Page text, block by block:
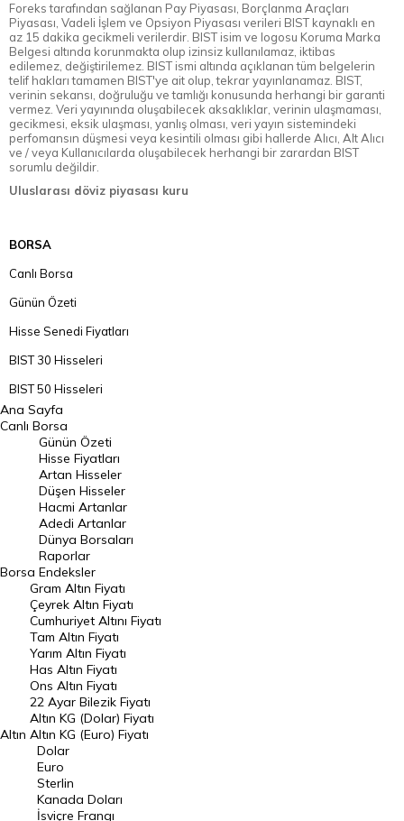
Foreks tarafından sağlanan Pay Piyasası, Borçlanma Araçları
Piyasası, Vadeli İşlem ve Opsiyon Piyasası verileri BIST kaynaklı en
az 15 dakika gecikmeli verilerdir. BIST isim ve logosu Koruma Marka
Belgesi altında korunmakta olup izinsiz kullanılamaz, iktibas
edilemez, değiştirilemez. BIST ismi altında açıklanan tüm belgelerin
telif hakları tamamen BIST'ye ait olup, tekrar yayınlanamaz. BIST,
verinin sekansı, doğruluğu ve tamlığı konusunda herhangi bir garanti
vermez. Veri yayınında oluşabilecek aksaklıklar, verinin ulaşmaması,
gecikmesi, eksik ulaşması, yanlış olması, veri yayın sistemindeki
perfomansın düşmesi veya kesintili olması gibi hallerde Alıcı, Alt Alıcı
ve / veya Kullanıcılarda oluşabilecek herhangi bir zarardan BIST
sorumlu değildir.
Uluslarası döviz piyasası kuru
BORSA
Canlı Borsa
Günün Özeti
Hisse Senedi Fiyatları
BIST 30 Hisseleri
BIST 50 Hisseleri
BIST 100 Hisseleri
En Çok Artan Hisseler
En Çok Düşen Hisseler
Hacmi Artanlar
Geçmiş Kapanışlar
Dünya Borsaları
Raporlar
Endeksler
DÖVİZ
Döviz Kuru
Dolar Kuru
Euro Kuru
Pound Kuru
Frank Kuru
Ana Sayfa
Canlı Borsa
Borsa
Günün Özeti
Hisse Fiyatları
Artan Hisseler
Düşen Hisseler
Hacmi Artanlar
Adedi Artanlar
Dünya Borsaları
Raporlar
Endeksler
Altın
Gram Altın Fiyatı
Çeyrek Altın Fiyatı
Cumhuriyet Altını Fiyatı
Tam Altın Fiyatı
Yarım Altın Fiyatı
Has Altın Fiyatı
Ons Altın Fiyatı
22 Ayar Bilezik Fiyatı
Altın KG (Dolar) Fiyatı
Altın KG (Euro) Fiyatı
Dolar
Euro
Sterlin
Kanada Doları
İsviçre Frangı